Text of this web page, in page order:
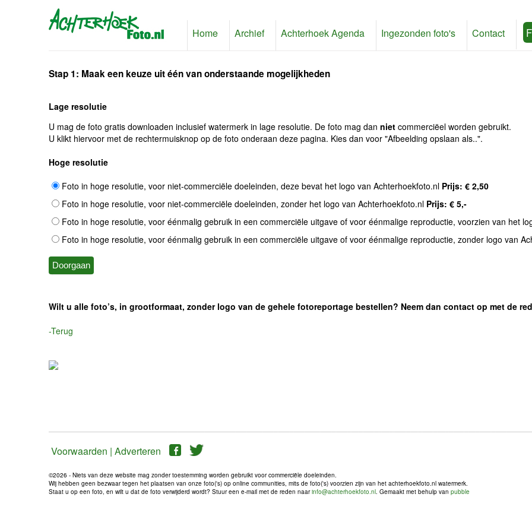
Home Archief Achterhoek Agenda Ingezonden foto's Contact
Stap 1: Maak een keuze uit één van onderstaande mogelijkheden
Lage resolutie
U mag de foto gratis downloaden inclusief watermerk in lage resolutie. De foto mag dan niet commerciëel worden gebruikt.
U klikt hiervoor met de rechtermuisknop op de foto onderaan deze pagina. Kies dan voor "Afbeelding opslaan als..".
Hoge resolutie
Foto in hoge resolutie, voor niet-commerciële doeleinden, deze bevat het logo van Achterhoekfoto.nl Prijs: € 2,50
Foto in hoge resolutie, voor niet-commerciële doeleinden, zonder het logo van Achterhoekfoto.nl Prijs: € 5,-
Foto in hoge resolutie, voor éénmalig gebruik in een commerciële uitgave of voor éénmalige reproductie, voorzien van het
Foto in hoge resolutie, voor éénmalig gebruik in een commerciële uitgave of voor éénmalige reproductie, zonder logo van
Wilt u alle foto’s, in grootformaat, zonder logo van de gehele fotoreportage bestellen? Neem dan contact op met de
-Terug
Voorwaarden | Adverteren
©2026 - Niets van deze website mag zonder toestemming worden gebruikt voor commerciële doeleinden.
Wij hebben geen bezwaar tegen het plaatsen van onze foto('s) op online communities, mits de foto('s) voorzien zijn van het achterhoekfoto.nl watermerk.
Staat u op een foto, en wilt u dat de foto verwijderd wordt? Stuur een e-mail met de reden naarinfo@achterhoekfoto.nl. Gemaakt met behulp van pubble